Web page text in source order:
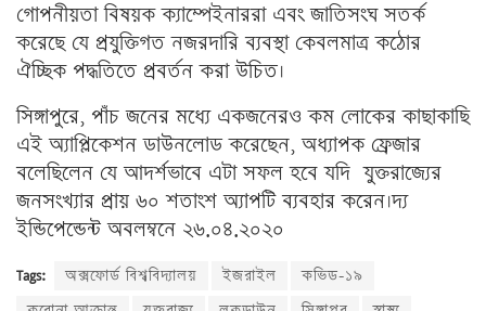
গোপনীয়তা বিষয়ক ক্যাম্পেইনাররা এবং জাতিসংঘ সতর্ক
করেছে যে প্রযুক্তিগত নজরদারি ব্যবস্থা কেবলমাত্র কঠোর
ঐচ্ছিক পদ্ধতিতে প্রবর্তন করা উচিত।
সিঙ্গাপুরে, পাঁচ জনের মধ্যে একজনেরও কম লোকের কাছাকাছি
এই অ্যাপ্লিকেশন ডাউনলোড করেছেন, অধ্যাপক ফ্রেজার
বলেছিলেন যে আদর্শভাবে এটা সফল হবে যদি যুক্তরাজ্যের
জনসংখ্যার প্রায় ৬০ শতাংশঅ্যাপটিব্যবহার করেন।দ্য
ইন্ডিপেন্ডেন্ট অবলম্বনে ২৬.০৪.২০২০
Tags: অক্সফোর্ড বিশ্ববিদ্যালয় ইজরাইল
কভিড-১৯